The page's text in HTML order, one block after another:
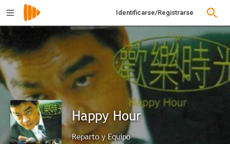
Identificarse/Registrarse
Happy Hour
Reparto y Equipo